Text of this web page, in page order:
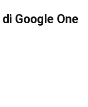
Google One